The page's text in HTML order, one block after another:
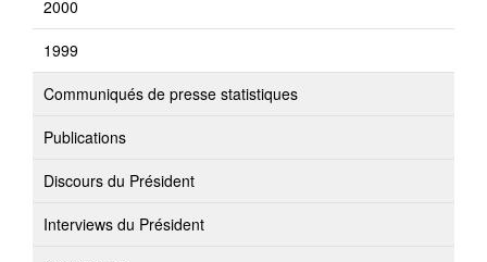
2000
1999
Communiqués de presse statistiques
Publications
Discours du Président
Interviews du Président